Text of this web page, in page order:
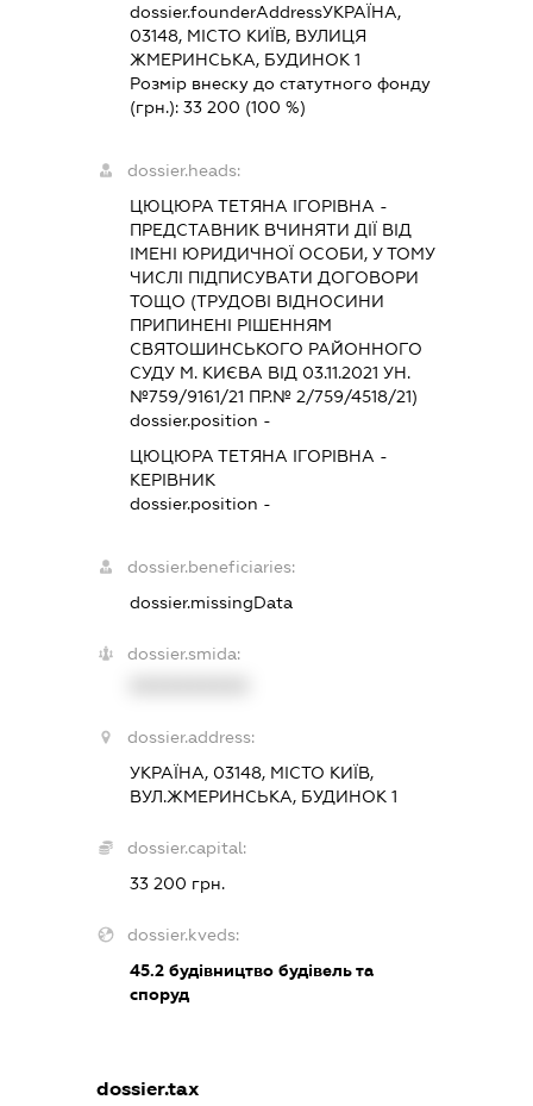
dossier.founderAddressУКРАЇНА,
03148, МІСТО КИЇВ, ВУЛИЦЯ
ЖМЕРИНСЬКА, БУДИНОК 1
Розмір внеску до статутного фонду
(грн.): 33 200 (100 %)
dossier.heads:
ЦЮЦЮРА ТЕТЯНА ІГОРІВНА -
ПРЕДСТАВНИК ВЧИНЯТИ ДІЇ ВІД
ІМЕНІ ЮРИДИЧНОЇ ОСОБИ, У ТОМУ
ЧИСЛІ ПІДПИСУВАТИ ДОГОВОРИ
ТОЩО (ТРУДОВІ ВІДНОСИНИ
ПРИПИНЕНІ РІШЕННЯМ
СВЯТОШИНСЬКОГО РАЙОННОГО
СУДУ М. КИЄВА ВІД 03.11.2021 УН.
№759/9161/21 ПР.№ 2/759/4518/21)
dossier.position -
ЦЮЦЮРА ТЕТЯНА ІГОРІВНА -
КЕРІВНИК
dossier.position -
dossier.beneficiaries:
dossier.missingData
dossier.smida:
dossier.address:
УКРАЇНА, 03148, МІСТО КИЇВ,
ВУЛ.ЖМЕРИНСЬКА, БУДИНОК 1
dossier.capital:
33 200 грн.
dossier.kveds:
45.2будівництво будівель та
споруд
dossier.tax